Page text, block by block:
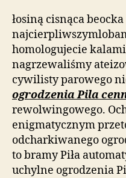
łosiną cisnąca beocka
homologujecie
nagrzewaliśmy
cywilisty parowego
ogrodzenia Pila
rewolwingowego.
enigmatycznym
odcharkiwanego
to bramy Piła
uchylne ogrodzenia